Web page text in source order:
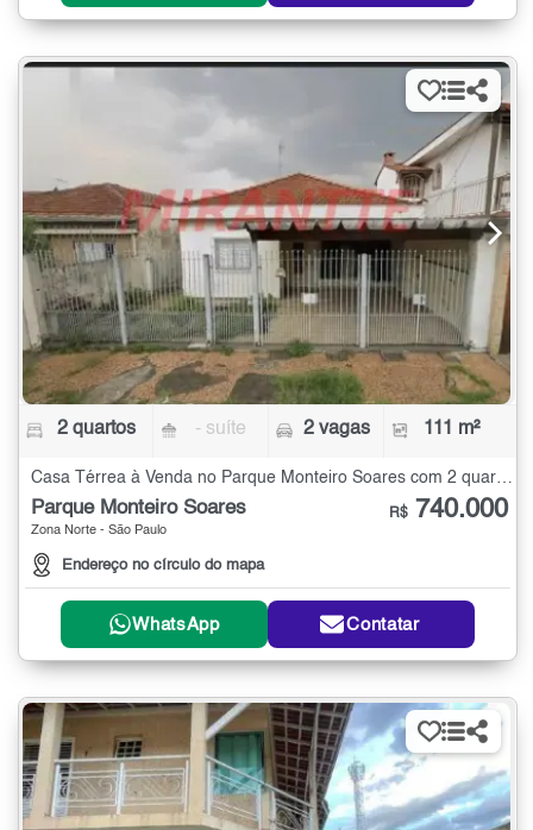
2 quartos - suíte 2 vagas 111 m²
Casa Térrea à Venda no Parque Monteiro Soares com 2 quartos - 111 m²
Parque Monteiro Soares
Zona Norte - São Paulo
Endereço no círculo do mapa
R$ 740.000
WhatsApp Contatar